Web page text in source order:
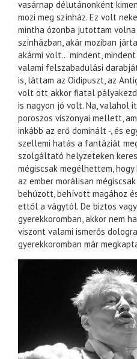
vasárnap délutánonként
mozi meg színház. Ez volt
mintha ózonba jutottam
színházban, akár moziban
akármi volt… mindent,
valami felszabadulási
is, láttam az Oidipuszt, az
volt ott akkor fiatal
is nagyon jó volt. Na, valahol
poroszos viszonyai mellett,
inkább az erő dominált -, és
szellemi hatás a fantáziát
szolgáltató helyzeteken
mégiscsak megélhettem,
az ember morálisan
behúzott, behívott magához
ettől a vágytól. De biztos
gyerekkoromban, akkor nem
viszont valami ismerős
gyerekkoromban már